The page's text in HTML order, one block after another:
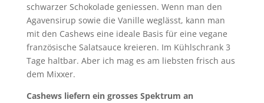
schwarzer Schokolade geniessen. Wenn man den
Agavensirup sowie die Vanille weglässt, kann man
mit den Cashews eine ideale Basis für eine vegane
französische Salatsauce kreieren. Im Kühlschrank 3
Tage haltbar. Aber ich mag es am liebsten frisch aus
dem Mixxer.
Cashews liefern ein grosses Spektrum an